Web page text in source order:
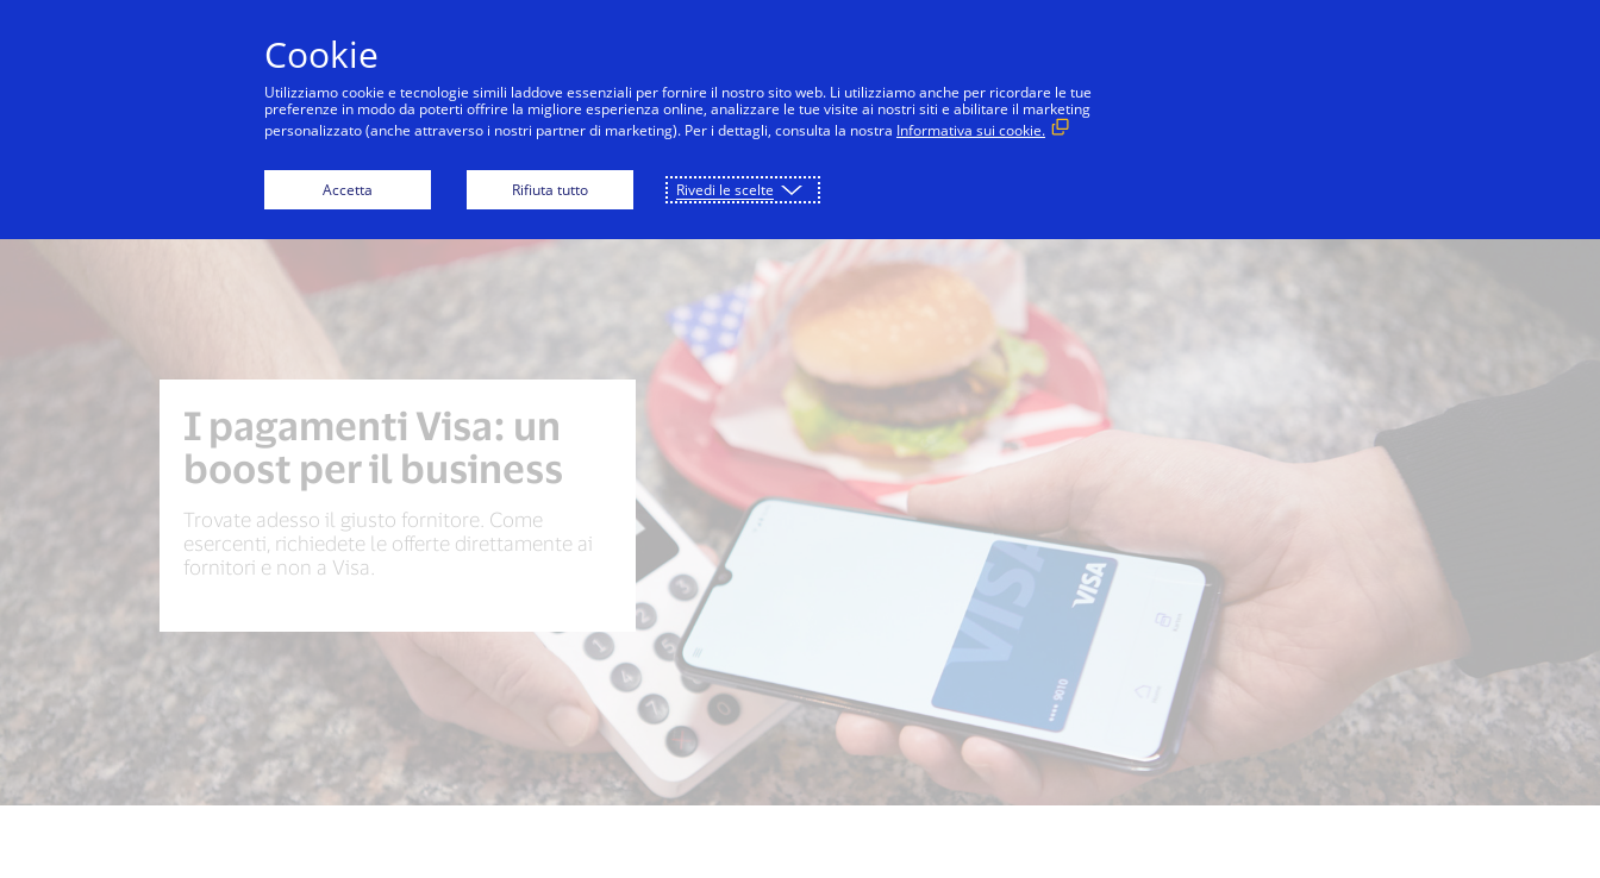
Accettare i pagamenti Visa
I pagamenti Visa: un
boost per il business
Trovate adesso il giusto fornitore. Come
esercenti, richiedete le offerte direttamente ai
fornitori e non a Visa.
Cookie
Utilizziamo cookie e tecnologie simili laddove essenziali per fornire il nostro sito web. Li utilizziamo anche per ricordare le tue
preferenze in modo da poterti offrire la migliore esperienza online, analizzare le tue visite ai nostri siti e abilitare il marketing
personalizzato (anche attraverso i nostri partner di marketing). Per i dettagli, consulta la nostra Informativa sui cookie.
Accetta Rifiuta tutto Rivedi le scelte